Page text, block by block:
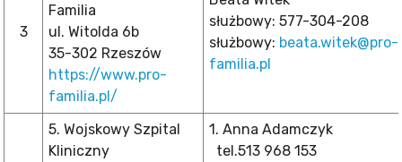
3
Familia
ul. Witolda 6b
35-302 Rzeszów
https://www.pro-
familia.pl/
służbowy: 577-304-208
służbowy: beata.witek@pro-
familia.pl
5. Wojskowy Szpital
Kliniczny
1. Anna Adamczyk
tel.513 968 153